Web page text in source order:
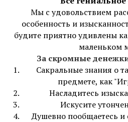
Мы с удовольствием
особенность и
будите приятно удивлены
маленьком
За скромные
Сакральные знания о
предмете, как
Насладитесь
Искусите
Душевно пообщаетесь и